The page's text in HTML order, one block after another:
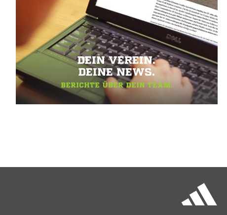
DEIN VEREIN.
DEINE NEWS.
BERICHTE ÜBER DEIN TEAM.